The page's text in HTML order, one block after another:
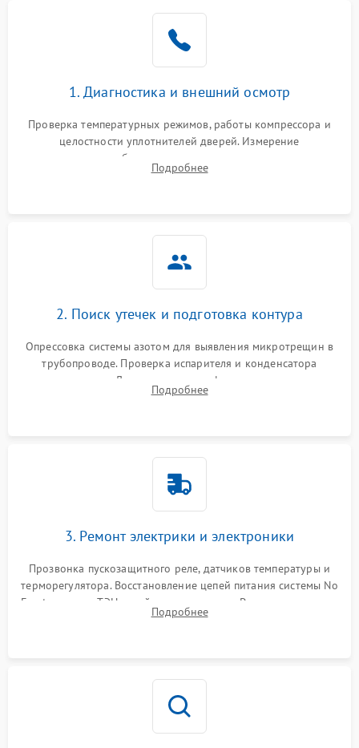
работе
2000 ₽ Подробнее →
1000 ₽
1800 ₽
1. Диагностика и внешний осмотр
Проверка температурных режимов, работы компрессора и
целостности уплотнителей дверей. Измерение
сопротивления обмоток мотора, проверка термостата и
считывание кодов ошибок с электронного дисплея.
Подробнее
2. Поиск утечек и подготовка контура
Опрессовка системы азотом для выявления микротрещин в
трубопроводе. Проверка испарителя и конденсатора
течеискателем. Демонтаж старого фильтра-осушителя и
продувка капиллярной трубки для устранения засоров.
Подробнее
3. Ремонт электрики и электроники
Прозвонка пускозащитного реле, датчиков температуры и
терморегулятора. Восстановление цепей питания системы No
Frost, включая ТЭН оттайки и вентилятор. Ремонт или замена
платы управления при сбоях алгоритмов.
Подробнее